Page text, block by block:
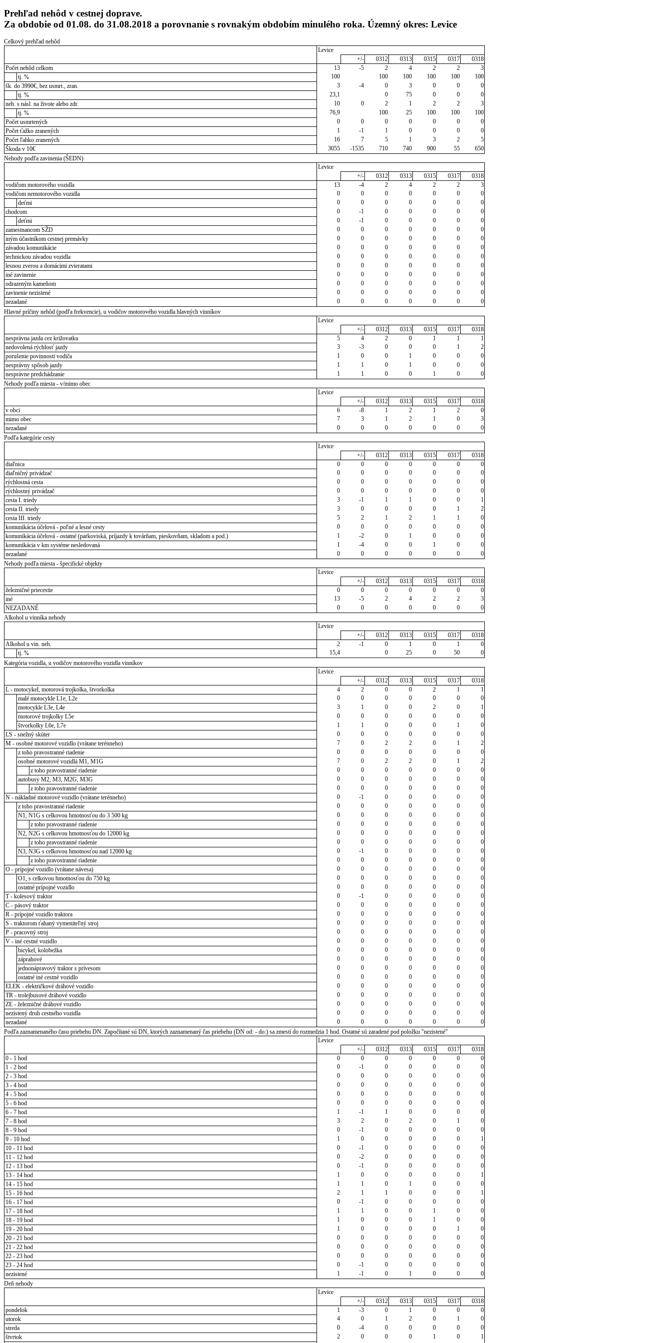
Prehľad nehôd v cestnej doprave.
Za obdobie od 01.08. do 31.08.2018 a porovnanie s rovnakým obdobím minulého roka. Územný okres: Levice
Celkový prehľad nehôd
Levice
+/-
0312 0313 0315 0317
0318
Počet nehôd celkom
13 -5 2 4 2 2
3
tj. %
100 100 100 100 100
100
šk. do 3990€, bez usmrt., zran.
3 -4 0 3 0 0
0
tj. %
23,1 0 75 0 0
0
neh. s násl. na živote alebo zdr.
10 0 2 1 2 2
3
tj. %
76,9 100 25 100 100
100
Počet usmrtených
0 0 0 0 0 0
0
Počet ťažko zranených
1 -1 1 0 0 0
0
Počet ľahko zranených
16 7 5 1 3 2
5
Škoda v 10€
3055 -1535 710 740 900 55
650
Nehody podľa zavinenia (ŠEDN)
Levice
+/-
0312 0313 0315 0317
0318
vodičom motorového vozidla
13 -4 2 4 2 2
3
vodičom nemotorového vozidla
0 0 0 0 0 0
0
deťmi
0 0 0 0 0 0
0
chodcom
0 -1 0 0 0 0
0
deťmi
0 -1 0 0 0 0
0
zamestnancom SŽD
0 0 0 0 0 0
0
iným účastníkom cestnej premávky
0 0 0 0 0 0
0
závadou komunikácie
0 0 0 0 0 0
0
technickou závadou vozidla
0 0 0 0 0 0
0
lesnou zverou a domácimi zvieratami
0 0 0 0 0 0
0
iné zavinenie
0 0 0 0 0 0
0
odrazeným kameňom
0 0 0 0 0 0
0
zavinenie nezistené
0 0 0 0 0 0
0
nezadané
0 0 0 0 0 0
0
Hlavné príčiny nehôd (podľa frekvencie), u vodičov motorového vozidla hlavných vinníkov
Levice
+/-
0312 0313 0315 0317
0318
nesprávna jazda cez križovatku
5 4 2 0 1 1
1
nedovolená rýchlosť jazdy
3 -3 0 0 0 1
2
porušenie povinnosti vodiča
1 0 0 1 0 0
0
nesprávny spôsob jazdy
1 1 0 1 0 0
0
nesprávne predchádzanie
1 1 0 0 1 0
0
Nehody podľa miesta - v/mimo obec
Levice
+/-
0312 0313 0315 0317
0318
v obci
6 -8 1 2 1 2
0
mimo obec
7 3 1 2 1 0
3
nezadané
0 0 0 0 0 0
0
Podľa kategórie cesty
Levice
+/-
0312 0313 0315 0317
0318
diaľnica
0 0 0 0 0 0
0
diaľničný privádzač
0 0 0 0 0 0
0
rýchlostná cesta
0 0 0 0 0 0
0
rýchlostný privádzač
0 0 0 0 0 0
0
cesta I. triedy
3 -1 1 1 0 0
1
cesta II. triedy
3 0 0 0 0 1
2
cesta III. triedy
5 2 1 2 1 1
0
komunikácia účelová - poľné a lesné cesty
0 0 0 0 0 0
0
komunikácia účelová - ostatné (parkoviská, príjazdy k továrňam, pieskovňam, skladom a pod.)
1 -2 0 1 0 0
0
komunikácia v km systéme nesledovaná
1 -4 0 0 1 0
0
nezadané
0 0 0 0 0 0
0
Nehody podľa miesta - špecifické objekty
Levice
+/-
0312 0313 0315 0317
0318
železničné priecestie
0 0 0 0 0 0
0
iné
13 -5 2 4 2 2
3
NEZADANÉ
0 0 0 0 0 0
0
Alkohol u vinníka nehody
Levice
+/-
0312 0313 0315 0317
0318
Alkohol u vin. neh.
2 -1 0 1 0 1
0
tj. %
15,4 0 25 0 50
0
Kategória vozidla, u vodičov motorového vozidla vinníkov
Levice
+/-
0312 0313 0315 0317
0318
L - motocykel, motorová trojkolka, štvorkolka
4 2 0 0 2 1
1
malé motocykle L1e, L2e
0 0 0 0 0 0
0
motocykle L3e, L4e
3 1 0 0 2 0
1
motorové trojkolky L5e
0 0 0 0 0 0
0
štvorkolky L6e, L7e
1 1 0 0 0 1
0
LS - snežný skúter
0 0 0 0 0 0
0
M - osobné motorové vozidlo (vrátane terénneho)
7 0 2 2 0 1
2
z toho pravostranné riadenie
0 0 0 0 0 0
0
osobné motorové vozidlá M1, M1G
7 0 2 2 0 1
2
z toho pravostranné riadenie
0 0 0 0 0 0
0
autobusy M2, M3, M2G, M3G
0 0 0 0 0 0
0
z toho pravostranné riadenie
0 0 0 0 0 0
0
N - nákladné motorové vozidlo (vrátane terénneho)
0 -1 0 0 0 0
0
z toho pravostranné riadenie
0 0 0 0 0 0
0
N1, N1G s celkovou hmotnosťou do 3 500 kg
0 0 0 0 0 0
0
z toho pravostranné riadenie
0 0 0 0 0 0
0
N2, N2G s celkovou hmotnosťou do 12000 kg
0 0 0 0 0 0
0
z toho pravostranné riadenie
0 0 0 0 0 0
0
N3, N3G s celkovou hmotnosťou nad 12000 kg
0 -1 0 0 0 0
0
z toho pravostranné riadenie
0 0 0 0 0 0
0
O - prípojné vozidlo (vrátane návesa)
0 0 0 0 0 0
0
O1, s celkovou hmotnosťou do 750 kg
0 0 0 0 0 0
0
ostatné prípojné vozidlo
0 0 0 0 0 0
0
T - kolesový traktor
0 -1 0 0 0 0
0
C - pásový traktor
0 0 0 0 0 0
0
R - prípojné vozidlo traktora
0 0 0 0 0 0
0
S - traktorom ťahaný vymeniteľný stroj
0 0 0 0 0 0
0
P - pracovný stroj
0 0 0 0 0 0
0
V - iné cestné vozidlo
0 0 0 0 0 0
0
bicykel, kolobežka
0 0 0 0 0 0
0
záprahové
0 0 0 0 0 0
0
jednonápravový traktor s prívesom
0 0 0 0 0 0
0
ostatné iné cestné vozidlo
0 0 0 0 0 0
0
ELEK - električkové dráhové vozidlo
0 0 0 0 0 0
0
TR - trolejbusové dráhové vozidlo
0 0 0 0 0 0
0
ZE - železničné dráhové vozidlo
0 0 0 0 0 0
0
nezistený druh cestného vozidla
0 0 0 0 0 0
0
nezadané
0 0 0 0 0 0
0
Podľa zaznamenaného času priebehu DN. Započítané sú DN, ktorých zaznamenaný čas priebehu (DN od: - do:) sa zmestí do rozmedzia 1 hod. Ostatné sú zaradené pod položku "nezistené"
Levice
+/-
0312 0313 0315 0317
0318
0 - 1 hod
0 0 0 0 0 0
0
1 - 2 hod
0 -1 0 0 0 0
0
2 - 3 hod
0 0 0 0 0 0
0
3 - 4 hod
0 0 0 0 0 0
0
4 - 5 hod
0 0 0 0 0 0
0
5 - 6 hod
0 0 0 0 0 0
0
6 - 7 hod
1 -1 1 0 0 0
0
7 - 8 hod
3 2 0 2 0 1
0
8 - 9 hod
0 -1 0 0 0 0
0
9 - 10 hod
1 0 0 0 0 0
1
10 - 11 hod
0 -1 0 0 0 0
0
11 - 12 hod
0 -2 0 0 0 0
0
12 - 13 hod
0 -1 0 0 0 0
0
13 - 14 hod
1 0 0 0 0 0
1
14 - 15 hod
1 1 0 1 0 0
0
15 - 16 hod
2 1 1 0 0 0
1
16 - 17 hod
0 -1 0 0 0 0
0
17 - 18 hod
1 1 0 0 1 0
0
18 - 19 hod
1 0 0 0 1 0
0
19 - 20 hod
1 0 0 0 0 1
0
20 - 21 hod
0 0 0 0 0 0
0
21 - 22 hod
0 0 0 0 0 0
0
22 - 23 hod
0 0 0 0 0 0
0
23 - 24 hod
0 -1 0 0 0 0
0
nezistené
1 -1 0 1 0 0
0
Deň nehody
Levice
+/-
0312 0313 0315 0317
0318
pondelok
1 -3 0 1 0 0
0
utorok
4 0 1 2 0 1
0
streda
0 -4 0 0 0 0
0
štvrtok
2 0 0 0 1 0
1